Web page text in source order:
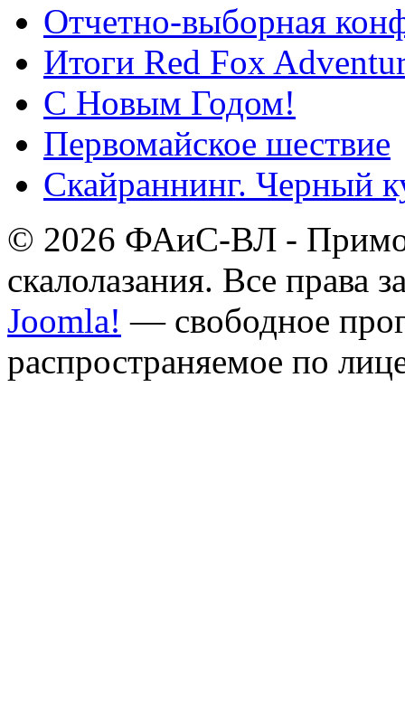
Отчетно-выборная
Итоги Red Fox
С Новым Годом!
Первомайское шествие
Скайраннинг. Черный
© 2026 ФАиС-ВЛ -
скалолазания. Все права
Joomla! — свободное
распространяемое по